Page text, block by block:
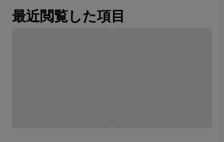
最近閲覧した項目